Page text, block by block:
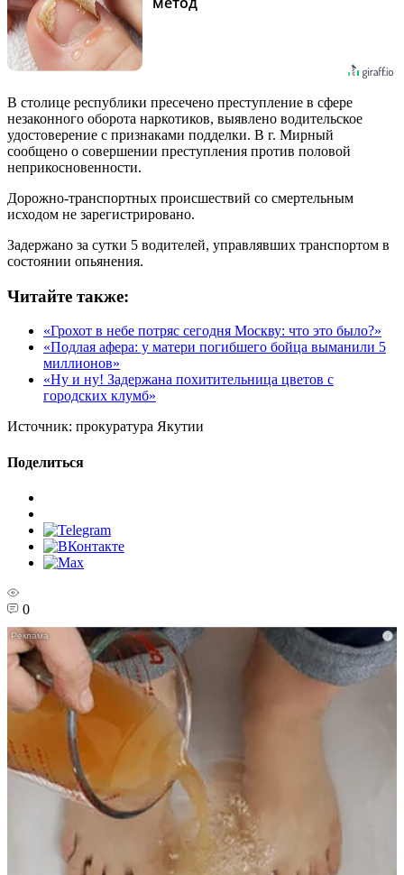
В столице республики пресечено преступление в сфере
незаконного оборота наркотиков, выявлено водительское
удостоверение с признаками подделки. В г. Мирный
сообщено о совершении преступления против половой
неприкосновенности.
Дорожно-транспортных происшествий со смертельным
исходом не зарегистрировано.
Задержано за сутки 5 водителей, управлявших транспортом в
состоянии опьянения.
Читайте также:
«Грохот в небе потряс сегодня Москву: что это было?»
«Подлая афера: у матери погибшего бойца выманили 5
миллионов»
«Ну и ну! Задержана похитительница цветов с
городских клумб»
Источник: прокуратура Якутии
Поделиться
0
i